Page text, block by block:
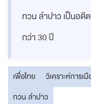
ทวน ลำปาว เป็นอดี
กว่า 30 ปี
เพื่อไทย วิเคราะห์การเมื
ทวน ลำปาว